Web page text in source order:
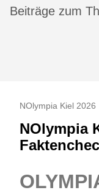
Beiträge zum
NOlympia Kiel 2026
NOlympia